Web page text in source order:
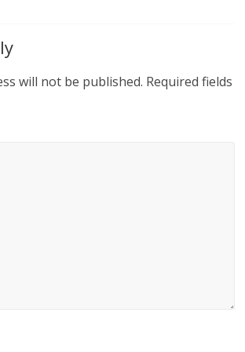
will not be published. Required fields